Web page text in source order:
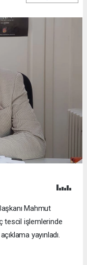
Mahmut
tescil işlemlerinde
yayınladı.